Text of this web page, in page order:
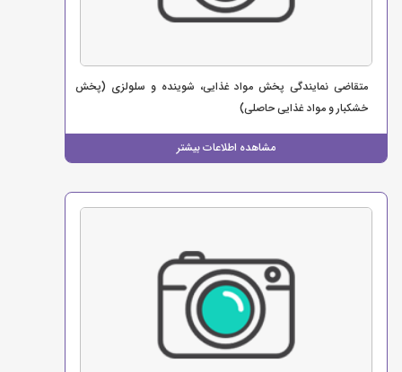
مشاهده اطلاعات بیشتر
متقاضی نمایندگی پخش مواد غذایی، شوینده و سلولزی (پخش
خشکبار و مواد غذایی حاصلی)